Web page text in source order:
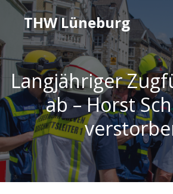
THW Lüneburg
Langjähriger
ab – Horst